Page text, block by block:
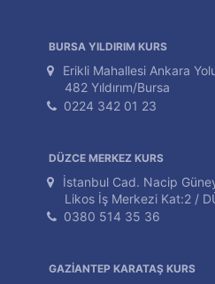
BURSA YILDIRIM KURS
Erikli Mahallesi Ankara
482 Yıldırım/Bursa
0224 342 01 23
DÜZCE MERKEZ KURS
İstanbul Cad. Nacip
Likos İş Merkezi Kat:2 /
0380 514 35 36
GAZİANTEP KARATAŞ KURS